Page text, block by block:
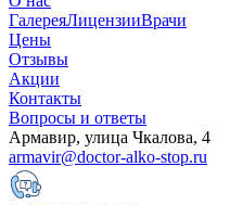
ГалереяЛицензииВрачи
Цены
Отзывы
Акции
Контакты
Вопросы и ответы
Армавир, улица Чкалова, 4
armavir@doctor-alko-stop.ru